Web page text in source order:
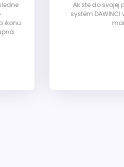
ikonu
Ak ste do svojej
systém